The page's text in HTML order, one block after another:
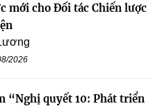
mới cho Đối tác Chiến lược
2026
“Nghị quyết 10: Phát triển